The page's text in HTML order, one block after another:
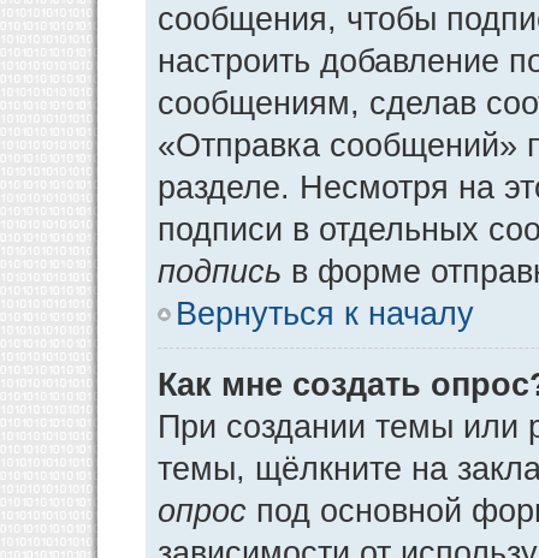
сообщения, чтобы
настроить добавление
сообщениям, сделав
«Отправка сообщений»
разделе. Несмотря на
подписи в отдельных
подпись в форме
Вернуться к началу
Как мне создать
При создании темы или
темы, щёлкните на
опрос под основной